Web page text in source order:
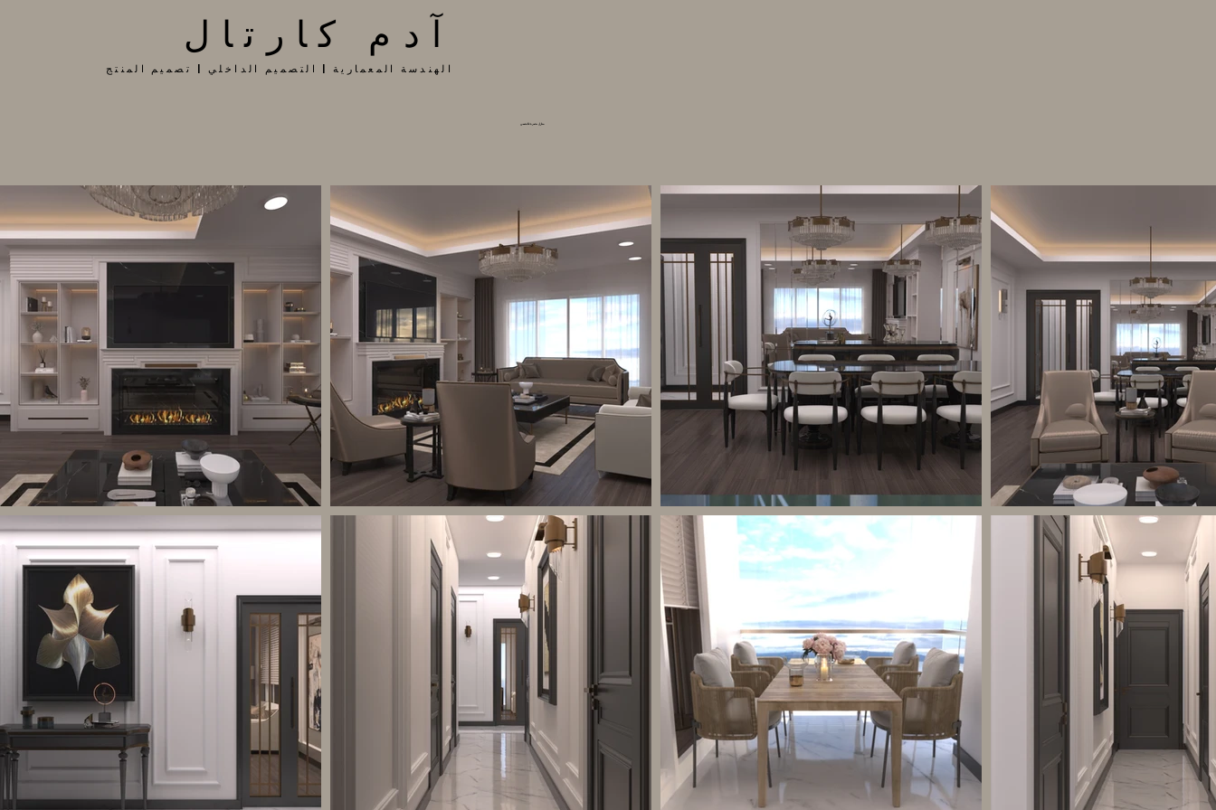
آدم كارتال
الهندسة المعمارية | التصميم الداخلي | تصميم المنتج
منازل بحيرة فاديتيبي